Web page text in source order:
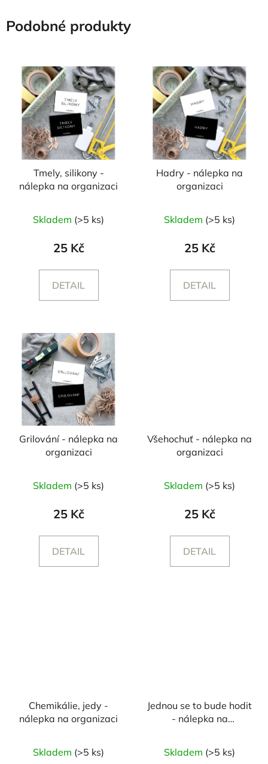
Podobné produkty
Tmely, silikony -
nálepka na organizaci
Skladem (>5 ks)
25 Kč
DETAIL
Hadry - nálepka na
organizaci
Skladem (>5 ks)
25 Kč
DETAIL
Grilování - nálepka na
organizaci
Skladem (>5 ks)
25 Kč
DETAIL
Všehochuť - nálepka na
organizaci
Skladem (>5 ks)
25 Kč
DETAIL
Chemikálie, jedy -
nálepka na organizaci
Skladem (>5 ks)
Jednou se to bude hodit
- nálepka na
Skladem (>5 ks)